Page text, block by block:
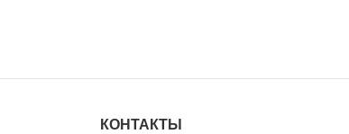
КОНТАКТЫ